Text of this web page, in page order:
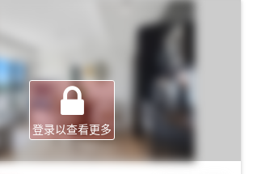
登录以查看更多